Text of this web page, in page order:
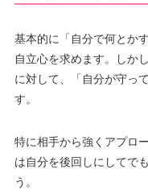
基本的に「自分で何とか
自立心を求めます。しか
に対して、「自分が守っ
す。
特に相手から強くアプロ
は自分を後回しにしてで
う。